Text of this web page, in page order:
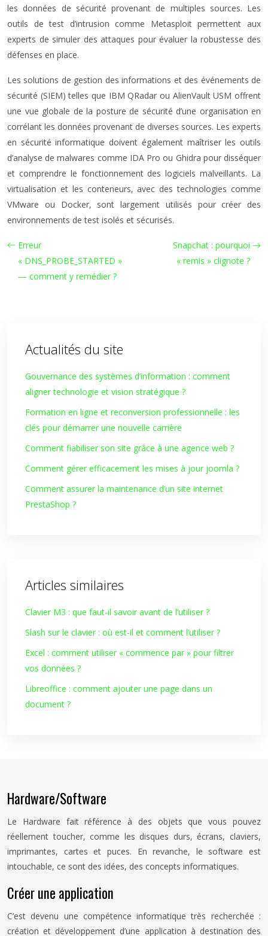
les données de sécurité provenant de multiples sources. Les
outils de test d’intrusion comme Metasploit permettent aux
experts de simuler des attaques pour évaluer la robustesse des
défenses en place.
Les solutions de gestion des informations et des événements de
sécurité (SIEM) telles que IBM QRadar ou AlienVault USM offrent
une vue globale de la posture de sécurité d’une organisation en
corrélant les données provenant de diverses sources. Les experts
en sécurité informatique doivent également maîtriser les outils
d’analyse de malwares comme IDA Pro ou Ghidra pour disséquer
et comprendre le fonctionnement des logiciels malveillants. La
virtualisation et les conteneurs, avec des technologies comme
VMware ou Docker, sont largement utilisés pour créer des
environnements de test isolés et sécurisés.
Erreur
« DNS_PROBE_STARTED »
— comment y remédier ?
Snapchat : pourquoi
« remis » clignote ?
Actualités du site
Gouvernance des systèmes d’information : comment
aligner technologie et vision stratégique ?
Formation en ligne et reconversion professionnelle : les
clés pour démarrer une nouvelle carrière
Comment fiabiliser son site grâce à une agence web ?
Comment gérer efficacement les mises à jour joomla ?
Comment assurer la maintenance d’un site internet
PrestaShop ?
Articles similaires
Clavier M3 : que faut-il savoir avant de l’utiliser ?
Slash sur le clavier : où est-il et comment l’utiliser ?
Excel : comment utiliser « commence par » pour filtrer
vos données ?
Libreoffice : comment ajouter une page dans un
document ?
Hardware/Software
Le Hardware fait référence à des objets que vous pouvez
réellement toucher, comme les disques durs, écrans, claviers,
imprimantes, cartes et puces. En revanche, le software est
intouchable, ce sont des idées, des concepts informatiques.
Créer une application
C’est devenu une compétence informatique très recherchée :
création et développement d’une application à destination des